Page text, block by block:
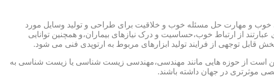
خوب و مهارت حل مسئله خوب و خلاقیت برای طراحی و تولید وسایل مورد
از ارتباط خوب،حساسیت و درک نیازهای بیماران،و همچنین توانایی
ممکن است از حوزه هایی مانند مهندسی،مهندسی زیست شناسی یا زیست شناسی به
موثرتری در جهان داشته باشند.